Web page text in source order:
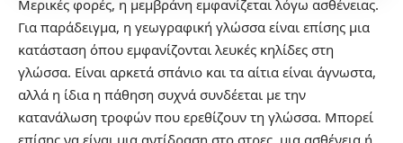
Μερικές φορές, η μεμβράνη εμφανίζεται λόγω ασθένειας.
Για παράδειγμα, η γεωγραφική γλώσσα είναι επίσης μια
κατάσταση όπου εμφανίζονται λευκές κηλίδες στη
γλώσσα. Είναι αρκετά σπάνιο και τα αίτια είναι άγνωστα,
αλλά η ίδια η πάθηση συχνά συνδέεται με την
κατανάλωση τροφών που ερεθίζουν τη γλώσσα. Μπορεί